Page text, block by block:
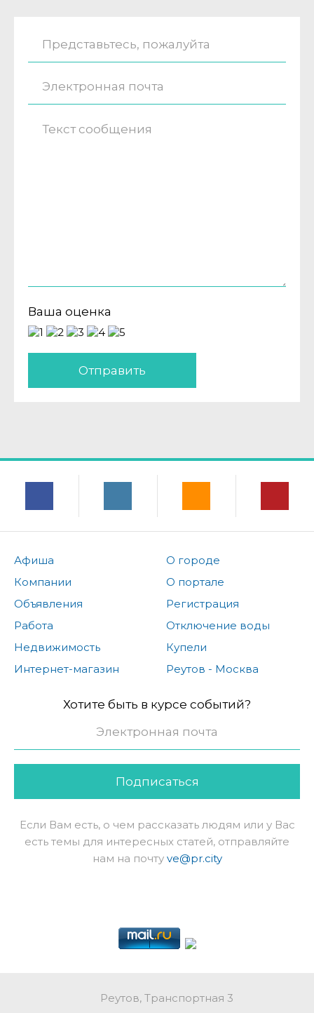
Ваша оценка
Отправить
Афиша
Компании
Объявления
Работа
Недвижимость
Интернет-магазин
О городе
О портале
Регистрация
Отключение воды
Купели
Реутов - Москва
Хотите быть в курсе событий?
Подписаться
Если Вам есть, о чем рассказать людям или у Вас
есть темы для интересных статей, отправляйте
нам на почту ve@pr.city
Реутов, Транспортная 3